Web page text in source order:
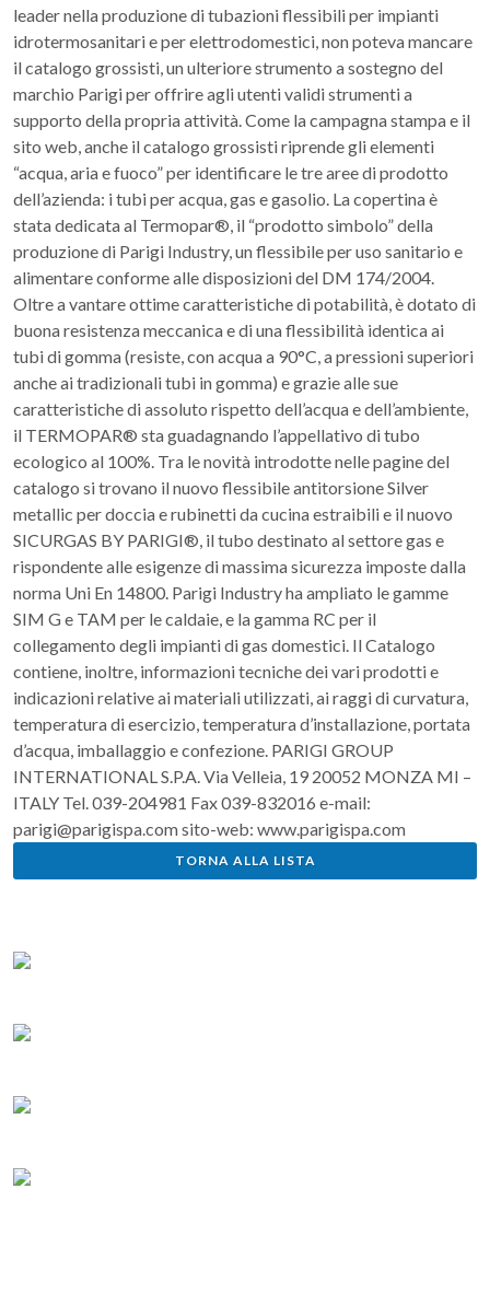
leader nella produzione di tubazioni flessibili per impianti
idrotermosanitari e per elettrodomestici, non poteva mancare
il catalogo grossisti, un ulteriore strumento a sostegno del
marchio Parigi per offrire agli utenti validi strumenti a
supporto della propria attività. Come la campagna stampa e il
sito web, anche il catalogo grossisti riprende gli elementi
“acqua, aria e fuoco” per identificare le tre aree di prodotto
dell’azienda: i tubi per acqua, gas e gasolio. La copertina è
stata dedicata al Termopar®, il “prodotto simbolo” della
produzione di Parigi Industry, un flessibile per uso sanitario e
alimentare conforme alle disposizioni del DM 174/2004.
Oltre a vantare ottime caratteristiche di potabilità, è dotato di
buona resistenza meccanica e di una flessibilità identica ai
tubi di gomma (resiste, con acqua a 90°C, a pressioni superiori
anche ai tradizionali tubi in gomma) e grazie alle sue
caratteristiche di assoluto rispetto dell’acqua e dell’ambiente,
il TERMOPAR® sta guadagnando l’appellativo di tubo
ecologico al 100%. Tra le novità introdotte nelle pagine del
catalogo si trovano il nuovo flessibile antitorsione Silver
metallic per doccia e rubinetti da cucina estraibili e il nuovo
SICURGAS BY PARIGI®, il tubo destinato al settore gas e
rispondente alle esigenze di massima sicurezza imposte dalla
norma Uni En 14800. Parigi Industry ha ampliato le gamme
SIM G e TAM per le caldaie, e la gamma RC per il
collegamento degli impianti di gas domestici. Il Catalogo
contiene, inoltre, informazioni tecniche dei vari prodotti e
indicazioni relative ai materiali utilizzati, ai raggi di curvatura,
temperatura di esercizio, temperatura d’installazione, portata
d’acqua, imballaggio e confezione. PARIGI GROUP
INTERNATIONAL S.P.A. Via Velleia, 19 20052 MONZA MI –
ITALY Tel. 039-204981 Fax 039-832016 e-mail:
parigi@parigispa.com sito-web: www.parigispa.com
TORNA ALLA LISTA